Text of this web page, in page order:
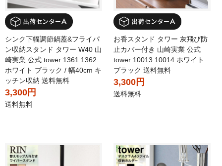
シンク下幅調節鍋蓋&フライパ
ン収納スタンド タワー W40 山
崎実業 公式 tower 1361 1362
ホワイト ブラック / 幅40cm キ
ッチン収納 送料無料
3,300円
送料無料
お香スタンド タワー 灰飛び防
止カバー付き 山崎実業 公式
tower 10013 10014 ホワイト
ブラック 送料無料
3,300円
送料無料